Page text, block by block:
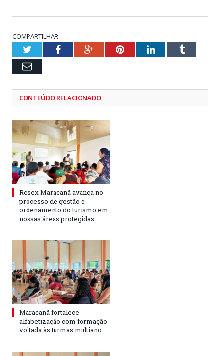
COMPARTILHAR:
TwitterFacebookGoogle+PinterestLinkedInTumblr
Email
CONTEÚDO RELACIONADO
Resex Maracanã avança no
processo de gestão e
ordenamento do turismo em
nossas áreas protegidas.
Maracanã fortalece
alfabetização com formação
voltada às turmas multiano